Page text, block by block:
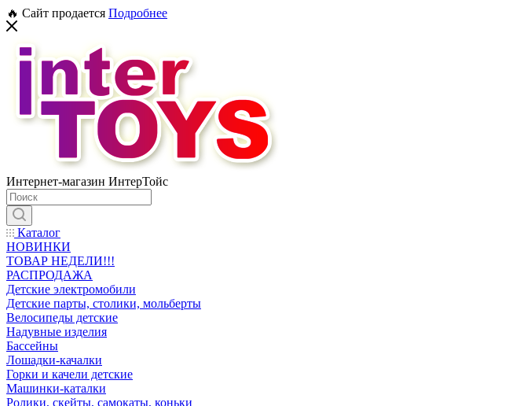
🔥 Сайт продается Подробнее
Интернет-магазин ИнтерТойс
Каталог
НОВИНКИ
ТОВАР НЕДЕЛИ!!!
РАСПРОДАЖА
Детские электромобили
Детские парты, столики, мольберты
Велосипеды детские
Надувные изделия
Бассейны
Лошадки-качалки
Горки и качели детские
Машинки-каталки
Ролики, скейты, самокаты, коньки